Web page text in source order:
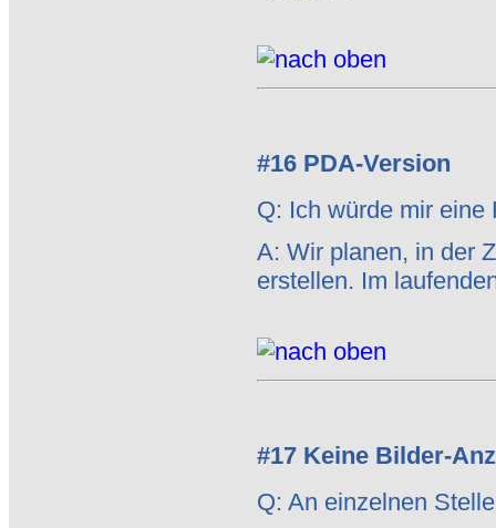
#16 PDA-Version
Q: Ich würde mir
A: Wir planen, in der
erstellen. Im
#17 Keine Bilder-
Q: An einzelnen